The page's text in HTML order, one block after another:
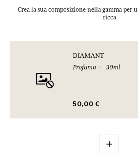
Crea la sua composizione nella gamma per
ricca
DIAMANT
Profumo
30ml
50,00 €
+